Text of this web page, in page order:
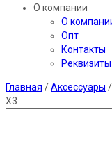
О компании
О
Опт
Контакты
Реквизиты
Главная /Аксессуары /
X3